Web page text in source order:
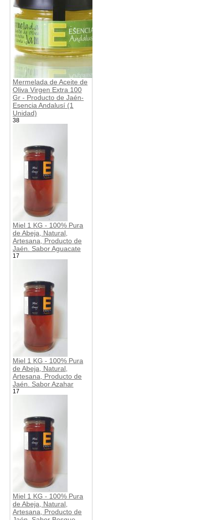
Mermelada de Aceite de
Oliva Virgen Extra 100
Gr - Producto de Jaén-
Esencia Andalusí (1
Unidad)
38
Miel 1 KG - 100% Pura
de Abeja, Natural,
Artesana, Producto de
Jaén. Sabor Aguacate
17
Miel 1 KG - 100% Pura
de Abeja, Natural,
Artesana, Producto de
Jaén. Sabor Azahar
17
Miel 1 KG - 100% Pura
de Abeja, Natural,
Artesana, Producto de